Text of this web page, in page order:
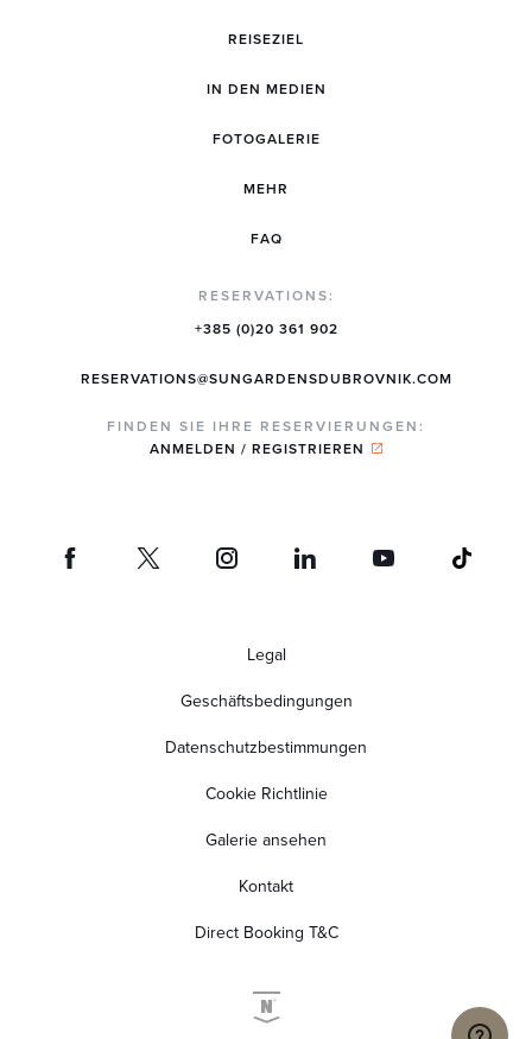
REISEZIEL
IN DEN MEDIEN
FOTOGALERIE
MEHR
FAQ
RESERVATIONS:
+385 (0)20 361 902
RESERVATIONS@SUNGARDENSDUBROVNIK.COM
FINDEN SIE IHRE RESERVIERUNGEN:
ANMELDEN / REGISTRIEREN
Legal
Geschäftsbedingungen
Datenschutzbestimmungen
Cookie Richtlinie
Galerie ansehen
Kontakt
Direct Booking T&C